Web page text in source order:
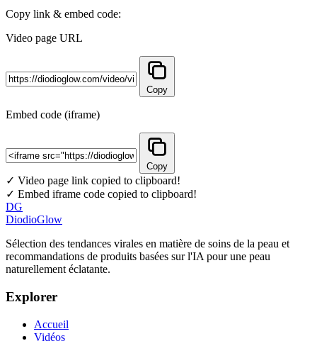
Copy link & embed code:
Video page URL
Copy
Embed code (iframe)
Copy
✓ Video page link copied to clipboard!
✓ Embed iframe code copied to clipboard!
DG
DiodioGlow
Sélection des tendances virales en matière de soins de la peau et
recommandations de produits basées sur l'IA pour une peau
naturellement éclatante.
Explorer
Accueil
Vidéos